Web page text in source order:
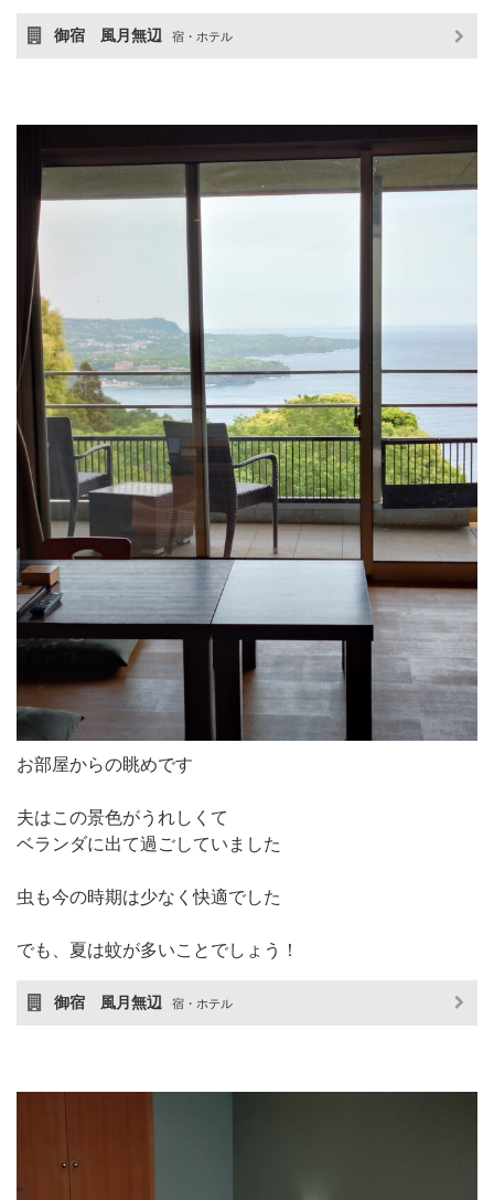
御宿 風月無辺 宿・ホテル
お部屋からの眺めです
夫はこの景色がうれしくて
ベランダに出て過ごしていました
虫も今の時期は少なく快適でした
でも、夏は蚊が多いことでしょう！
御宿 風月無辺 宿・ホテル